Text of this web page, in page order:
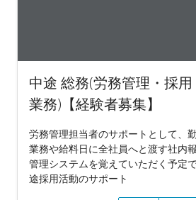
中途 総務(労務管理・採
業務)【経験者募集】
労務管理担当者のサポートとして、
業務や給料日に全社員へと渡す社内
管理システムを覚えていただく予定
途採用活動のサポート